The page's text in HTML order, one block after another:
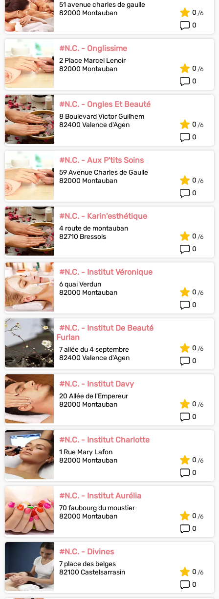
51 avenue charles de gaulle
82000 Montauban
0
0
#N.C. - Onglissime
2 Place Marcel Lenoir
82000 Montauban
0
0
#N.C. - Ongles Et Beauté
8 Boulevard Victor Guilhem
82400 Valence d'Agen
0
0
#N.C. - Aux P'tits Soins
59 Avenue Charles de Gaulle
82000 Montauban
0
0
#N.C. - Karin'esthétique
4 route de montauban
82710 Bressols
0
0
#N.C. - Institut Véronique
6 quai Verdun
82000 Montauban
0
0
#N.C. - Institut De Beauté
Furlan
7 allée du 4 septembre
82400 Valence d'Agen
0
0
#N.C. - Institut Davy
20 Allée de l'Empereur
82000 Montauban
0
0
#N.C. - Institut Charlotte
1 Rue Mary Lafon
82000 Montauban
0
0
#N.C. - Institut Aurélia
70 faubourg du moustier
82000 Montauban
0
0
#N.C. - Divines
7 place des belges
82100 Castelsarrasin
0
0